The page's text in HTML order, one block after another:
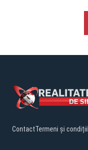
ContactTermeni și condiții